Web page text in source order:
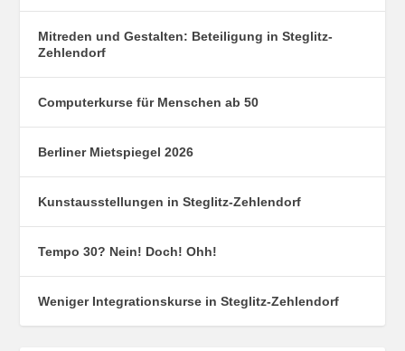
Mitreden und Gestalten: Beteiligung in Steglitz-
Zehlendorf
Computerkurse für Menschen ab 50
Berliner Mietspiegel 2026
Kunstausstellungen in Steglitz-Zehlendorf
Tempo 30? Nein! Doch! Ohh!
Weniger Integrationskurse in Steglitz-Zehlendorf